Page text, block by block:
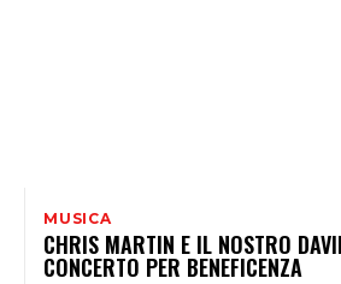
MUSICA
CHRIS MARTIN E IL NOSTRO
CONCERTO PER BENEFICENZA